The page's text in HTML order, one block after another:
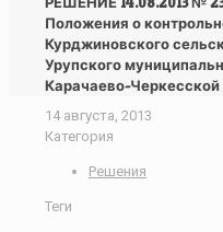
Положения о
Курджиновского
Урупского
Карачаево-Черкесской
14 августа, 2013
Категория
Решения
Теги